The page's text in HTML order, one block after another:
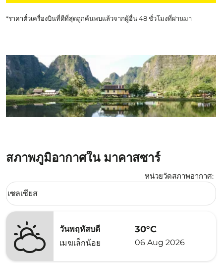
*ราคาตั๋วเครื่องบินที่ดีที่สุดถูกค้นพบแล้วจากผู้อื่น 48 ชั่วโมงที่ผ่านมา
สภาพภูมิอากาศใน มาคาสซาร์
หน่วยวัดสภาพอากาศ:
Weather unit option เซลเซียส Selected
เซลเซียส
keyboard_arrow_down
วันพฤหัสบดี
เมฆเล็กน้อย
30°C
06 Aug 2026